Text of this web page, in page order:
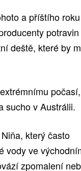
a příštího roku
deště, které by
sucho v Austrálii.
který často
vody ve
zpomalení